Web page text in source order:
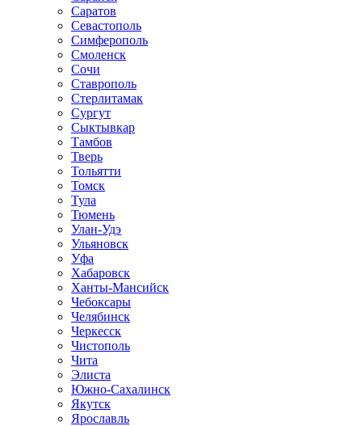
Саратов
Севастополь
Симферополь
Смоленск
Сочи
Ставрополь
Стерлитамак
Сургут
Сыктывкар
Тамбов
Тверь
Тольятти
Томск
Тула
Тюмень
Улан-Удэ
Ульяновск
Уфа
Хабаровск
Ханты-Мансийск
Чебоксары
Челябинск
Черкесск
Чистополь
Чита
Элиста
Южно-Сахалинск
Якутск
Ярославль